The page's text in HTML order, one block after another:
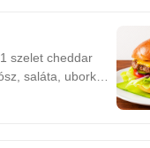
szelet cheddar
saláta, uborka,